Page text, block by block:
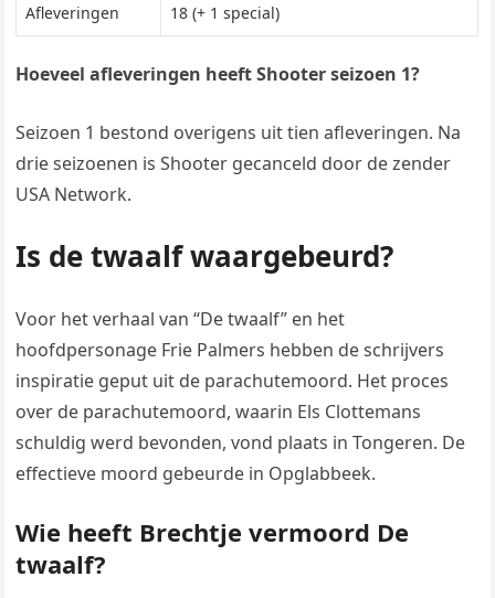
Afleveringen 18 (+ 1 special)
Hoeveel afleveringen heeft Shooter seizoen 1?
Seizoen 1 bestond overigens uit tien afleveringen. Na
drie seizoenen is Shooter gecanceld door de zender
USA Network.
Is de twaalf waargebeurd?
Voor het verhaal van “De twaalf” en het
hoofdpersonage Frie Palmers hebben de schrijvers
inspiratie geput uit de parachutemoord. Het proces
over de parachutemoord, waarin Els Clottemans
schuldig werd bevonden, vond plaats in Tongeren. De
effectieve moord gebeurde in Opglabbeek.
Wie heeft Brechtje vermoord De
twaalf?